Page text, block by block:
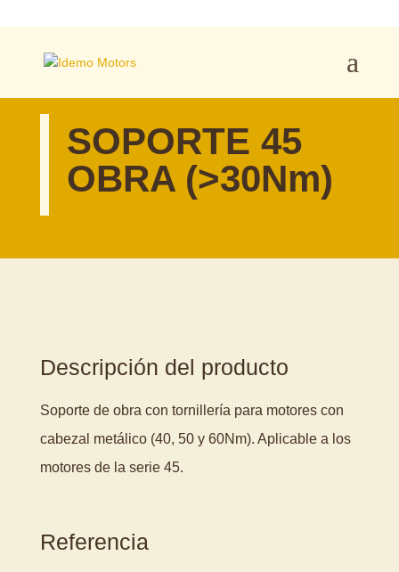
SOPORTE 45
OBRA (>30Nm)
Descripción del producto
Soporte de obra con tornillería para motores con
cabezal metálico (40, 50 y 60Nm). Aplicable a los
motores de la serie 45.
Referencia